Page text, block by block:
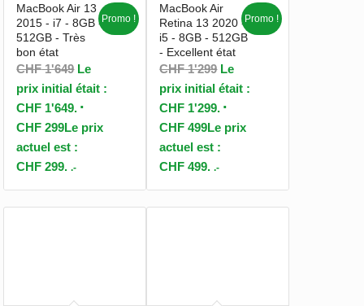
MacBook Air 13
2015 - i7 - 8GB -
512GB - Très
bon état
CHF1'649 Le
prix initial était :
CHF 1'649.
CHF 299Le prix
actuel est :
CHF 299. .-
Promo !
MacBook Air
Retina 13 2020 -
i5 - 8GB - 512GB
- Excellent état
CHF1'299 Le
prix initial était :
CHF 1'299.
CHF 499Le prix
actuel est :
CHF 499. .-
Promo !